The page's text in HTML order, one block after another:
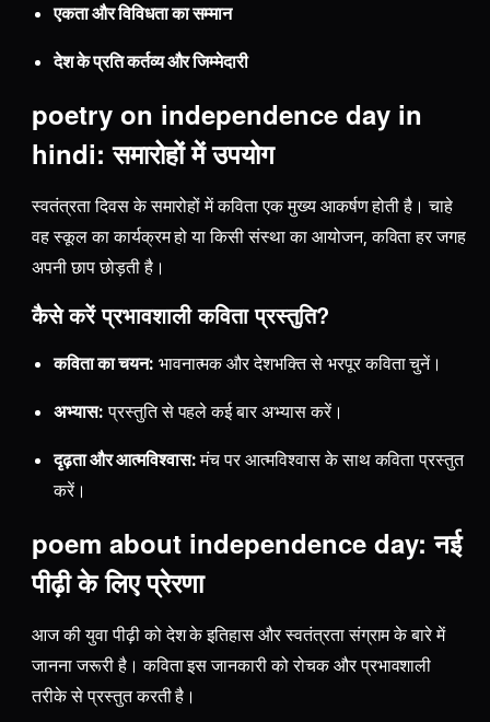
एकता और विविधता का सम्मान
देश के प्रति कर्तव्य और जिम्मेदारी
poetry on independence day in
hindi: समारोहों में उपयोग
स्वतंत्रता दिवस के समारोहों में कविता एक मुख्य आकर्षण होती है। चाहे
वह स्कूल का कार्यक्रम हो या किसी संस्था का आयोजन, कविता हर जगह
अपनी छाप छोड़ती है।
कैसे करें प्रभावशाली कविता प्रस्तुति?
कविता का चयन: भावनात्मक और देशभक्ति से भरपूर कविता चुनें।
अभ्यास: प्रस्तुति से पहले कई बार अभ्यास करें।
दृढ़ता और आत्मविश्वास:मंच पर आत्मविश्वास के साथ कविता प्रस्तुत
करें।
poem about independence day: नई
पीढ़ी के लिए प्रेरणा
आज की युवा पीढ़ी को देश के इतिहास और स्वतंत्रता संग्राम के बारे में
जानना जरूरी है। कविता इस जानकारी को रोचक और प्रभावशाली
तरीके से प्रस्तुत करती है।